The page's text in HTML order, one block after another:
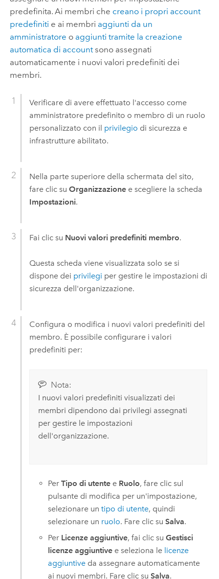
predefinita. Ai membri che creano i propri account
predefiniti e ai membri aggiunti da un
amministratore o aggiunti tramite la creazione
automatica di accountsono assegnati
automaticamente i nuovi valori predefiniti dei
membri.
Verificare di avere effettuato l'accesso come
amministratore predefinito o membro di un ruolo
personalizzato con il privilegio di sicurezza e
infrastrutture abilitato.
Nella parte superiore della schermata del sito,
fare clic su Organizzazionee scegliere la scheda
Impostazioni.
Fai clic su Nuovi valori predefiniti membro.
Questa scheda viene visualizzata solo se si
dispone dei privilegi per gestire le impostazioni di
sicurezza dell'organizzazione.
Configura o modifica i nuovi valori predefiniti del
membro. È possibile configurare i valori
predefiniti per:
Nota:
I nuovi valori predefiniti visualizzati dei
membri dipendono dai privilegi assegnati
per gestire le impostazioni
dell'organizzazione.
PerTipo di utente e Ruolo, fare clic sul
pulsante di modifica per un'impostazione,
selezionare untipo di utente, quindi
selezionare un ruolo. Fare clic suSalva.
Per Licenze aggiuntive, fai clic suGestisci
licenze aggiuntive e seleziona le licenze
aggiuntive da assegnare automaticamente
ai nuovi membri. Fare clic suSalva.